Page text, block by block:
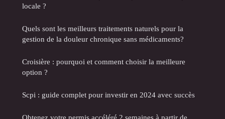
locale ?
Quels sont les meilleurs traitements naturels pour la
gestion de la douleur chronique sans médicaments?
Croisière : pourquoi et comment choisir la meilleure
option ?
Scpi : guide complet pour investir en 2024 avec succès
Obtenez votre permis accéléré 2 semaines à partir de